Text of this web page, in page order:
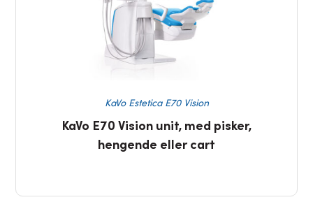
KaVo Estetica E70 Vision
KaVo E70 Vision unit, med pisker,
hengende eller cart